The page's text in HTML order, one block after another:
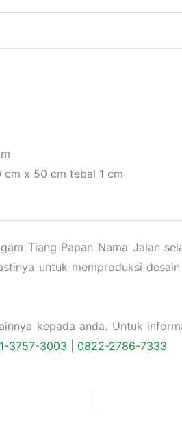
cm x 50 cm tebal 1 cm
Tiang Papan Nama Jalan
untuk memproduksi
kepada anda. Untuk
3757-3003 0822-2786-7333